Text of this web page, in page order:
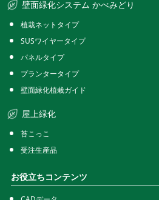
壁面緑化システム かべみどり
植栽ネットタイプ
SUSワイヤータイプ
パネルタイプ
プランタータイプ
壁面緑化植栽ガイド
屋上緑化
苔こっこ
受注生産品
お役立ちコンテンツ